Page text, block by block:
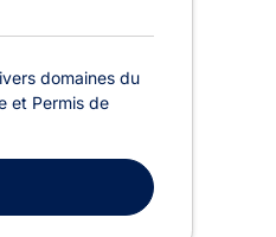
domaines du
et Permis de